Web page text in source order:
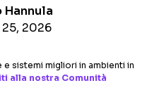
Hannula
2026
sistemi migliori in ambienti in
alla nostra Comunità